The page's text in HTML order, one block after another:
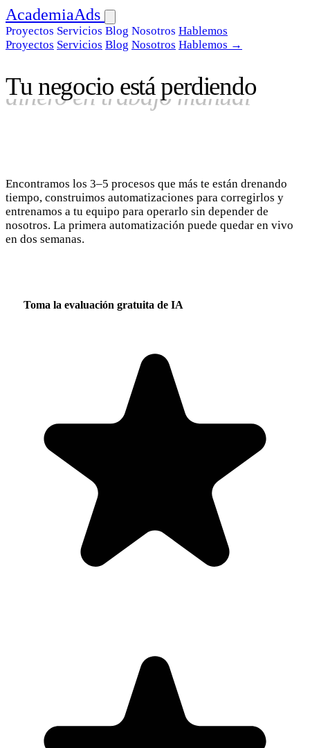
AcademiaAds
Proyectos Servicios Blog Nosotros Hablemos
Proyectos Servicios Blog Nosotros Hablemos →
Tu negocio está perdiendo
oportunidades por follow-ups
Encontramos los 3–5 procesos que más te están drenando
tiempo, construimos automatizaciones para corregirlos y
entrenamos a tu equipo para operarlo sin depender de
nosotros. La primera automatización puede quedar en vivo
en dos semanas.
Toma la evaluación gratuita de IA